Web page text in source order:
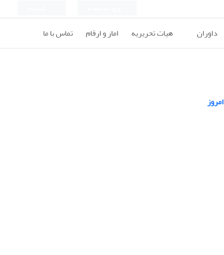
داوران هیات تحریریه امار و ارقام تماس با ما